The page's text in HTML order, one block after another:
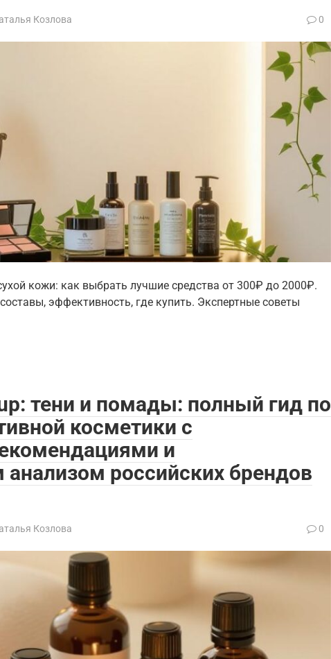
Козлова 0
кожи: как выбрать лучшие средства от 300₽ до 2000₽.
эффективность, где купить. Экспертные советы
тени и помады: полный гид по
косметики с
и
российских брендов
Козлова 0